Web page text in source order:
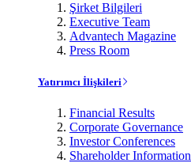
Şirket Bilgileri
Executive Team
Advantech Magazine
Press Room
Yatırımcı İlişkileri
Financial Results
Corporate Governance
Investor Conferences
Shareholder Information